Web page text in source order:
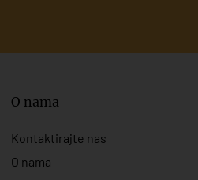
O nama
Kontaktirajte nas
O nama